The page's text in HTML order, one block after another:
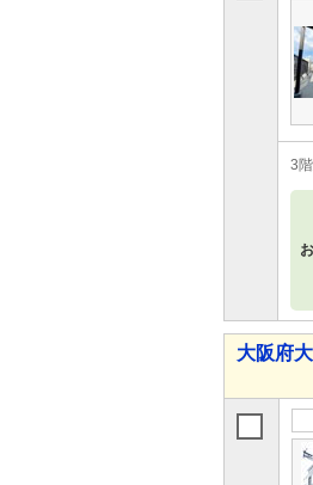
3
大阪府